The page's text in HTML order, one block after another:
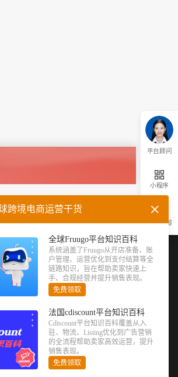
平台顾问
小程序
返回顶部
企业微信 官方公众号
跨境电商运营干货
全球Fruugo平台知识百科
系统涵盖了Fruugo从开店准备、账
户管理、运营优化到支付结算等全
链路知识，旨在帮助卖家快速上
手、合规经营并提升销售表现。
免费领取
法国cdiscount平台知识百科
Cdiscount平台知识百科覆盖从入
驻、物流、Listing优化到广告营销
的全流程帮助卖家高效运营，提升
销售表现。
免费领取